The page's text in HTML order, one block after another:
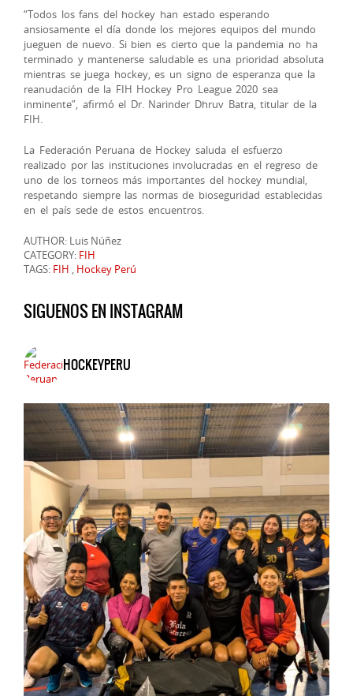
“Todos los fans del hockey han estado esperando
ansiosamente el día donde los mejores equipos del mundo
jueguen de nuevo. Si bien es cierto que la pandemia no ha
terminado y mantenerse saludable es una prioridad absoluta
mientras se juega hockey, es un signo de esperanza que la
reanudación de la FIH Hockey Pro League 2020 sea
inminente”, afirmó el Dr. Narinder Dhruv Batra, titular de la
FIH.
La Federación Peruana de Hockey saluda el esfuerzo
realizado por las instituciones involucradas en el regreso de
uno de los torneos más importantes del hockey mundial,
respetando siempre las normas de bioseguridad establecidas
en el país sede de estos encuentros.
AUTHOR: Luis Núñez
CATEGORY: FIH
TAGS: FIH , Hockey Perú
SIGUENOS EN INSTAGRAM
HOCKEYPERU